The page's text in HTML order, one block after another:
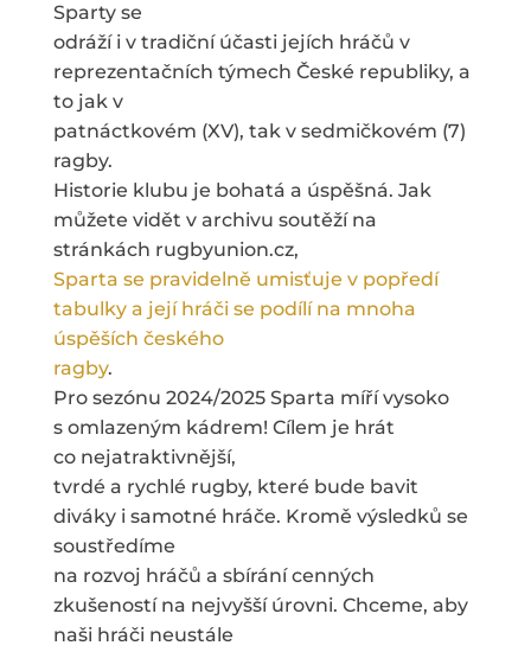
Sparty se
odráží i v tradiční účasti jejích hráčů v
reprezentačních týmech České republiky, a
to jak v
patnáctkovém (XV), tak v sedmičkovém (7)
ragby.
Historie klubu je bohatá a úspěšná. Jak
můžete vidět v archivu soutěží na
stránkách rugbyunion.cz,
Sparta se pravidelně umisťuje v popředí
tabulky a její hráči se podílí na mnoha
úspěších českého
ragby.
Pro sezónu 2024/2025 Sparta míří vysoko
s omlazeným kádrem! Cílem je hrát
co nejatraktivnější,
tvrdé a rychlé rugby, které bude bavit
diváky i samotné hráče. Kromě výsledků se
soustředíme
na rozvoj hráčů a sbírání cenných
zkušeností na nejvyšší úrovni. Chceme, aby
naši hráči neustále